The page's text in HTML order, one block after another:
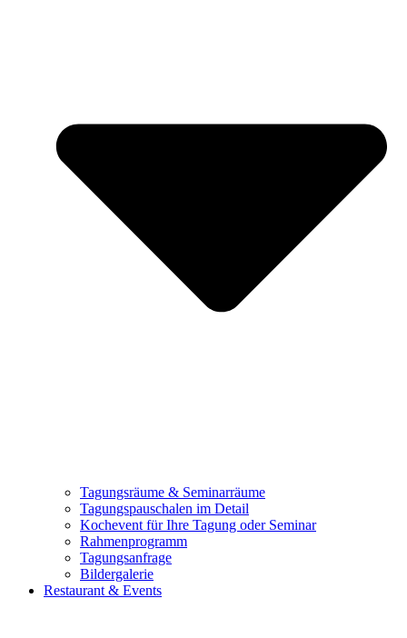
Tagungsräume & Seminarräume
Tagungspauschalen im Detail
Kochevent für Ihre Tagung oder Seminar
Rahmenprogramm
Tagungsanfrage
Bildergalerie
Restaurant & Events